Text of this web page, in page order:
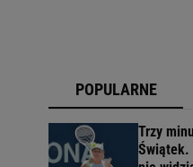
POPULARNE
Trzy
Świątek.